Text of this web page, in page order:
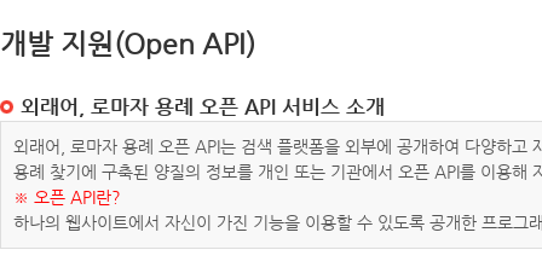
개발 지원(Open API)
외래어, 로마자 용례 오픈 API 서비스 소개
외래어, 로마자 용례 오픈 API는 검색 플랫폼을 외부에 공개하여 다양하
용례 찾기에 구축된 양질의 정보를 개인 또는 기관에서 오픈 API를 이용해
※ 오픈 API란?
하나의 웹사이트에서 자신이 가진 기능을 이용할 수 있도록 공개한 프로그